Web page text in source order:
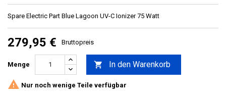
Spare Electric Part Blue Lagoon UV-C Ionizer 75 Watt
279,95 € Bruttopreis
Menge  In den Warenkorb
 Nur noch wenige Teile verfügbar